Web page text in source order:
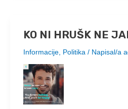
KO NI HRUŠK NE
Informacije, Politika / Napisal/a